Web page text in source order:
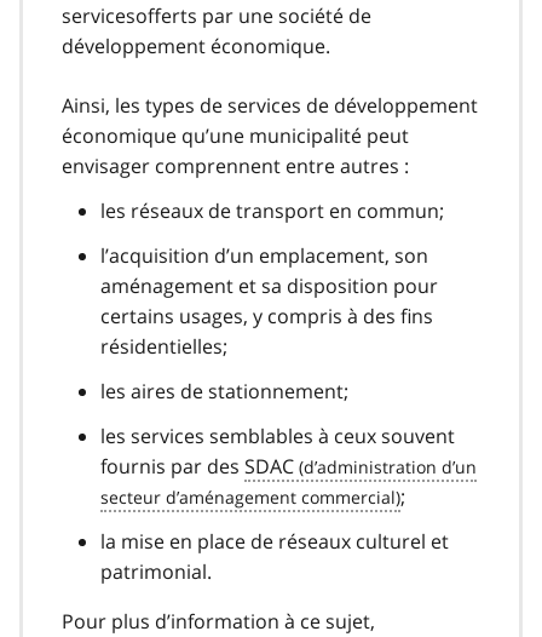
servicesofferts par une société de
développement économique.
Ainsi, les types de services de développement
économique qu’une municipalité peut
envisager comprennent entre autres :
les réseaux de transport en commun;
l’acquisition d’un emplacement, son
aménagement et sa disposition pour
certains usages, y compris à des fins
résidentielles;
les aires de stationnement;
les services semblables à ceux souvent
fournis par des SDAC
;
la mise en place de réseaux culturel et
patrimonial.
Pour plus d’information à ce sujet,